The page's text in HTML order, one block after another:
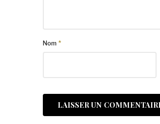
Nom *